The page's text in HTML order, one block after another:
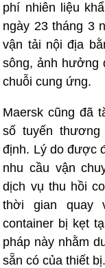
phí nhiên liệu
ngày 23 tháng 3
vận tải nội địa
sông, ảnh hưởng
chuỗi cung ứng.
Maersk cũng đã
số tuyến
định. Lý do được
nhu cầu vận
dịch vụ thu hồi
thời gian quay
container bị kẹt
pháp này nhằm
sẵn có của thiết bị.